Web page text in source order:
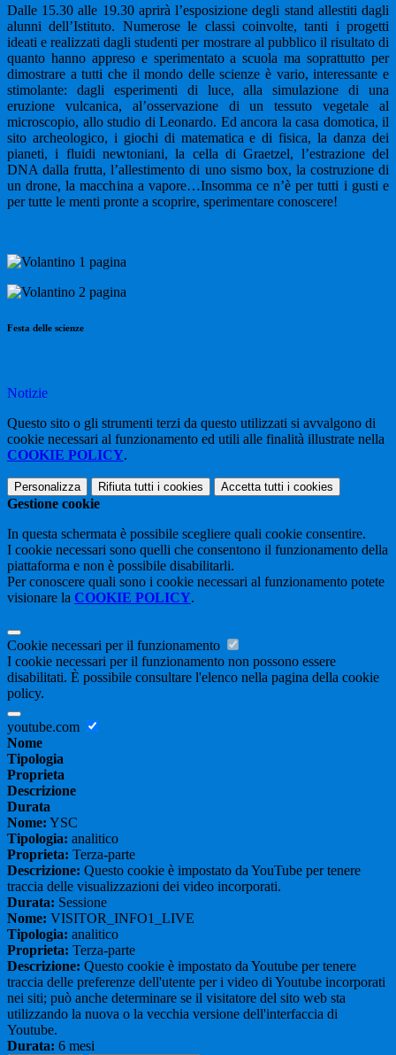
Dalle 15.30 alle 19.30 aprirà l’esposizione degli stand allestiti dagli
alunni dell’Istituto. Numerose le classi coinvolte, tanti i progetti
ideati e realizzati dagli studenti per mostrare al pubblico il risultato di
quanto hanno appreso e sperimentato a scuola ma soprattutto per
dimostrare a tutti che il mondo delle scienze è vario, interessante e
stimolante: dagli esperimenti di luce, alla simulazione di una
eruzione vulcanica, al’osservazione di un tessuto vegetale al
microscopio, allo studio di Leonardo. Ed ancora la casa domotica, il
sito archeologico, i giochi di matematica e di fisica, la danza dei
pianeti, i fluidi newtoniani, la cella di Graetzel, l’estrazione del
DNA dalla frutta, l’allestimento di uno sismo box, la costruzione di
un drone, la macchina a vapore…Insomma ce n’è per tutti i gusti e
per tutte le menti pronte a scoprire, sperimentare conoscere!
Festa delle scienze
Notizie
Questo sito o gli strumenti terzi da questo utilizzati si avvalgono di
cookie necessari al funzionamento ed utili alle finalità illustrate nella
COOKIE POLICY.
Personalizza Rifiuta tutti i cookies Accetta tutti i cookies
Gestione cookie
In questa schermata è possibile scegliere quali cookie consentire.
I cookie necessari sono quelli che consentono il funzionamento della
piattaforma e non è possibile disabilitarli.
Per conoscere quali sono i cookie necessari al funzionamento potete
visionare la COOKIE POLICY.
Cookie necessari per il funzionamento
I cookie necessari per il funzionamento non possono essere
disabilitati. È possibile consultare l'elenco nella pagina della cookie
policy.
youtube.com
Nome
Tipologia
Proprieta
Descrizione
Durata
Nome: YSC
Tipologia: analitico
Proprieta: Terza-parte
Descrizione: Questo cookie è impostato da YouTube per tenere
traccia delle visualizzazioni dei video incorporati.
Durata: Sessione
Nome: VISITOR_INFO1_LIVE
Tipologia: analitico
Proprieta: Terza-parte
Descrizione: Questo cookie è impostato da Youtube per tenere
traccia delle preferenze dell'utente per i video di Youtube incorporati
nei siti; può anche determinare se il visitatore del sito web sta
utilizzando la nuova o la vecchia versione dell'interfaccia di
Youtube.
Durata: 6 mesi